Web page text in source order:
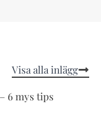
Visa alla inlägg